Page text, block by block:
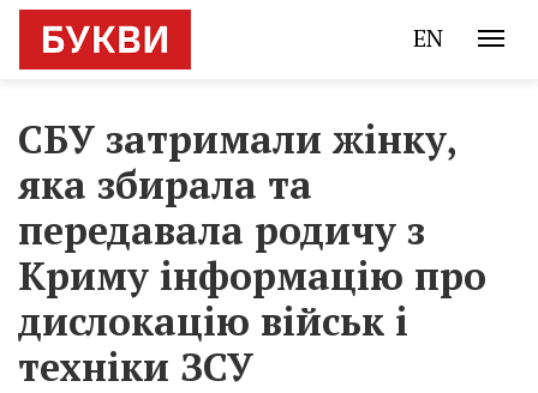
EN
СБУ затримали жінку,
яка збирала та
передавала родичу з
Криму інформацію про
дислокацію військ і
техніки ЗСУ